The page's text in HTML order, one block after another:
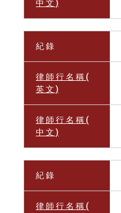
中 文 )
紀 錄
律 師 行 名 稱 (
英 文 )
律 師 行 名 稱 (
中 文 )
紀 錄
律 師 行 名 稱 (